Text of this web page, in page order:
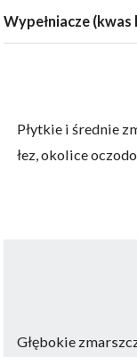
Wypełniacze
Płytkie i średnie
łez, okolice
Głębokie